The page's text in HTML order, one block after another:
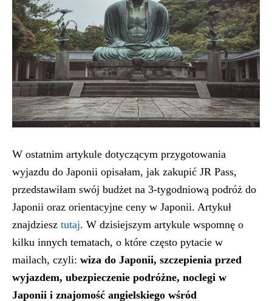
W ostatnim artykule dotyczącym przygotowania
wyjazdu do Japonii opisałam, jak zakupić JR Pass,
przedstawiłam swój budżet na 3-tygodniową podróż do
Japonii oraz orientacyjne ceny w Japonii. Artykuł
znajdziesz tutaj. W dzisiejszym artykule wspomnę o
kilku innych tematach, o które często pytacie w
mailach, czyli: wiza do Japonii, szczepienia przed
wyjazdem, ubezpieczenie podróżne, noclegi w
Japonii i znajomość angielskiego wśród